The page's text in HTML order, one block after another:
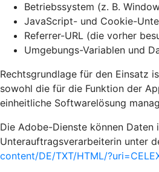
Betriebssystem (z. B.
JavaScript- und Cookie-
Referrer-URL (die vorher
Umgebungs-Variablen und
Rechtsgrundlage für den Einsatz
sowohl die für die Funktion der
einheitliche Softwarelösung
Die Adobe-Dienste können
Unterauftragsverarbeiterin unter
content/DE/TXT/HTML/